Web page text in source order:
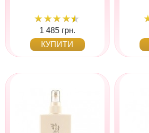
1 485 грн.
КУПИТИ